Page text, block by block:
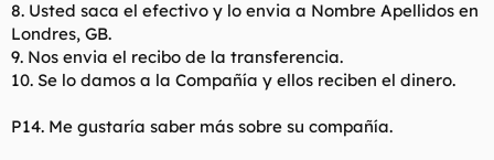
8. Usted saca el efectivo y lo envia a Nombre Apellidos en
Londres, GB.
9. Nos envia el recibo de la transferencia.
10. Se lo damos a la Compañía y ellos reciben el dinero.
P14. Me gustaría saber más sobre su compañía.